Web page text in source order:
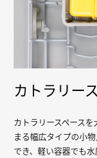
カトラリー
カトラリースペース
まる幅広タイプの小
でき、軽い容器でも